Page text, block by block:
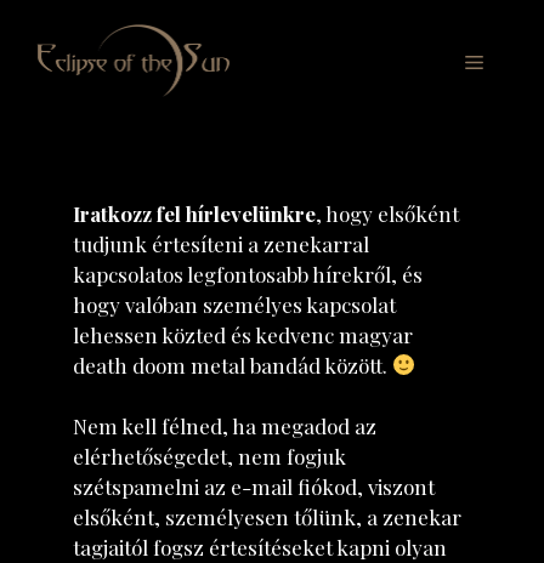
tartalomba
Iratkozz fel hírlevelünkre, hogy elsőként
tudjunk értesíteni a zenekarral
kapcsolatos legfontosabb hírekről, és
hogy valóban személyes kapcsolat
lehessen közted és kedvenc magyar
death doom metal bandád között.
Nem kell félned, ha megadod az
elérhetőségedet, nem fogjuk
szétspamelni az e-mail fiókod, viszont
elsőként, személyesen tőlünk, a zenekar
tagjaitól fogsz értesítéseket kapni olyan